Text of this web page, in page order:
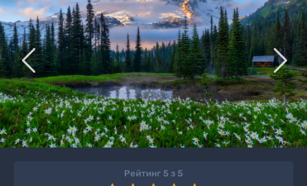
 
Рейтинг 5 з 5